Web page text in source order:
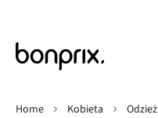
Home
Kobieta